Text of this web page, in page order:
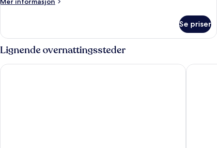
Se priser
Lignende overnattingssteder
WestCord Fashion Hotel Amsterdam Grand